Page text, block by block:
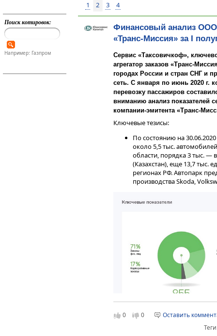
Поиск котировок:
Например: Газпром
1 2 3 4
Финансовый анализ ООО
«Транс-Миссия» за I
Сервис «Таксовичкоф»,
агрегатор заказов «Транс-
городах России и стран СНГ и
сеть. С января по июнь 2020 г.
перевозку пассажиров
вниманию анализ показателей
компании-эмитента «Транс-
Ключевые тезисы:
По состоянию на
около 5,5 тыс.
области, порядка 3 тыс. —
(Казахстан), еще 13,7 тыс.
регионах РФ. Автопарк
производства Skoda,
0 0
Оставить